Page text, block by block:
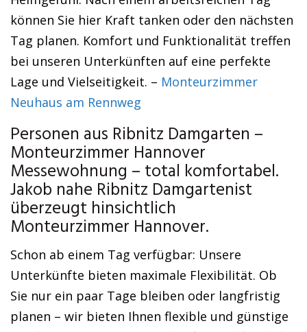
können Sie hier Kraft tanken oder den nächsten
Tag planen. Komfort und Funktionalität treffen
bei unseren Unterkünften auf eine perfekte
Lage und Vielseitigkeit. – Monteurzimmer
Neuhaus am Rennweg
Personen aus Ribnitz Damgarten –
Monteurzimmer Hannover
Messewohnung – total komfortabel.
Jakob nahe Ribnitz Damgartenist
überzeugt hinsichtlich
Monteurzimmer Hannover.
Schon ab einem Tag verfügbar: Unsere
Unterkünfte bieten maximale Flexibilität. Ob
Sie nur ein paar Tage bleiben oder langfristig
planen – wir bieten Ihnen flexible und günstige